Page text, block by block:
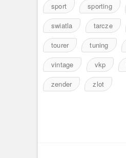
sport
sporting
swiatla
tarcze
tourer
tuning
vintage
vkp
zender
zlot